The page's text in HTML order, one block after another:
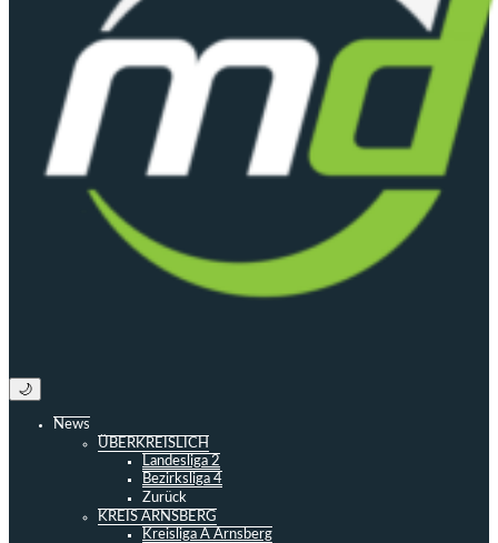
🌙
News
ÜBERKREISLICH
Landesliga 2
Bezirksliga 4
Zurück
KREIS ARNSBERG
Kreisliga A Arnsberg